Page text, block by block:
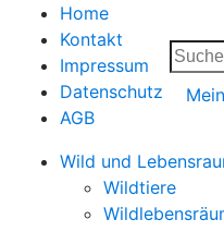
Home
Kontakt
Impressum
Datenschutz
AGB
Wild und
Wildtiere